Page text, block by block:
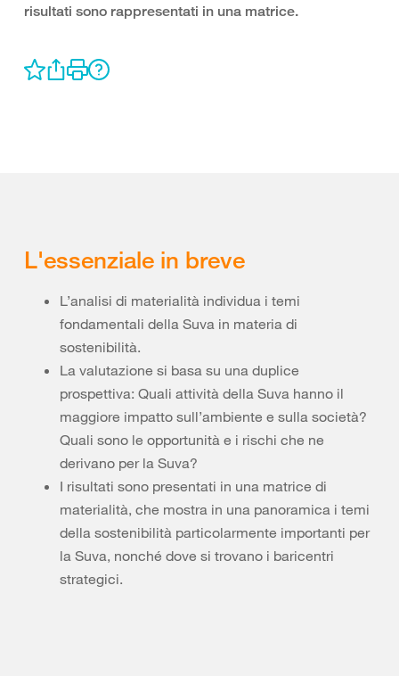
risultati sono rappresentati in una matrice.
L'essenziale in breve
L’analisi di materialità individua i temi
fondamentali della Suva in materia di
sostenibilità.
La valutazione si basa su una duplice
prospettiva: Quali attività della Suva hanno il
maggiore impatto sull’ambiente e sulla società?
Quali sono le opportunità e i rischi che ne
derivano per la Suva?
I risultati sono presentati in una matrice di
materialità, che mostra in una panoramica i temi
della sostenibilità particolarmente importanti per
la Suva, nonché dove si trovano i baricentri
strategici.